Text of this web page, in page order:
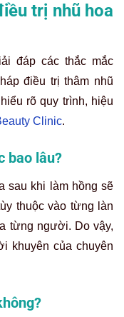
trị nhũ hoa
đáp các thắc mắc
điều trị thâm nhũ
rõ quy trình, hiệu
Clinic.
bao lâu?
sau khi làm hồng sẽ
thuộc vào từng làn
từng người. Do vậy,
khuyên của chuyên